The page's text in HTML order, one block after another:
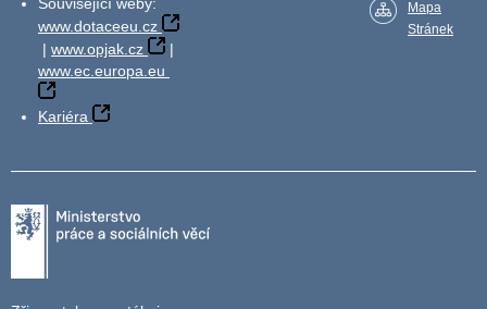
www.dotaceeu.cz
| www.opjak.cz
|
www.ec.europa.eu
Kariéra
Mapa
Stránek